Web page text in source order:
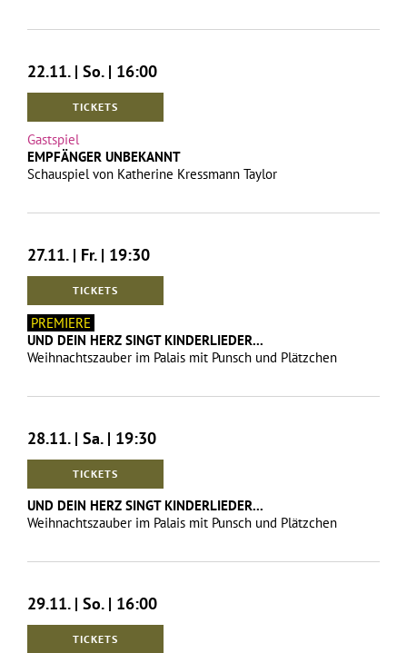
22.11. | So. | 16:00
TICKETS
Gastspiel
EMPFÄNGER UNBEKANNT
Schauspiel von Katherine Kressmann Taylor
27.11. | Fr. | 19:30
TICKETS
PREMIERE
UND DEIN HERZ SINGT KINDERLIEDER...
Weihnachtszauber im Palais mit Punsch und Plätzchen
28.11. | Sa. | 19:30
TICKETS
UND DEIN HERZ SINGT KINDERLIEDER...
Weihnachtszauber im Palais mit Punsch und Plätzchen
29.11. | So. | 16:00
TICKETS